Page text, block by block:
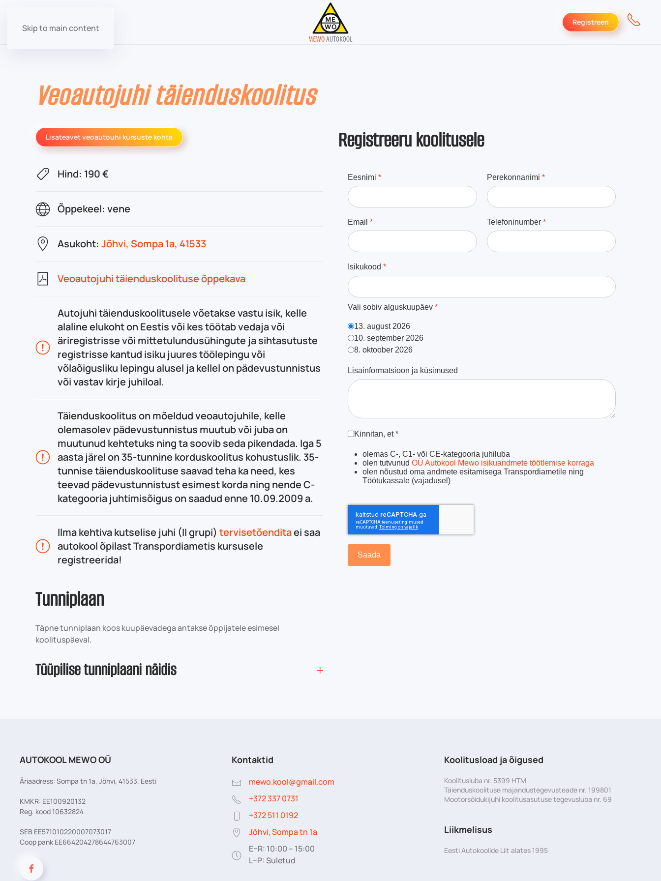
Skip to main content
Registreeri
Veoautojuhi täienduskoolitus
Lisateavet veoautouhi kursuste kohta
Hind: 190 €
Õppekeel: vene
Asukoht: Jõhvi, Sompa 1a, 41533
Veoautojuhi täienduskoolituse õppekava
Autojuhi täienduskoolitusele võetakse vastu isik, kelle
alaline elukoht on Eestis või kes töötab vedaja või
äriregistrisse või mittetulundusühingute ja sihtasutuste
registrisse kantud isiku juures töölepingu või
võlaõigusliku lepingu alusel ja kellel on pädevustunnistus
või vastav kirje juhiloal.
Täienduskoolitus on mõeldud veoautojuhile, kelle
olemasolev pädevustunnistus muutub või juba on
muutunud kehtetuks ning ta soovib seda pikendada. Iga 5
aasta järel on 35-tunnine korduskoolitus kohustuslik. 35-
tunnise täienduskoolituse saavad teha ka need, kes
teevad pädevustunnistust esimest korda ning nende C-
kategooria juhtimisõigus on saadud enne 10.09.2009 a.
Ilma kehtiva kutselise juhi (II grupi) tervisetõenditaei saa
autokool õpilast Transpordiametis kursusele
registreerida!
Tunniplaan
Täpne tunniplaan koos kuupäevadega antakse õppijatele esimesel
koolituspäeval.
Tüüpilise tunniplaani näidis
Registreeru koolitusele
Eesnimi * Perekonnanimi *
Email * Telefoninumber *
Isikukood *
Vali sobiv alguskuupäev *
13. august 2026
10. september 2026
8. oktoober 2026
Lisainformatsioon ja küsimused
Kinnitused
Kinnitan, et *
olemas C-, C1- või CE-kategooria juhiluba
olen tutvunud OÜ Autokool Mewo isikuandmete töötlemise korraga
olen nõustud oma andmete esitamisega Transpordiametile ning
Töötukassale (vajadusel)
reCAPTCHA Invisible
Saada
AUTOKOOL MEWO OÜ
Äriaadress: Sompa tn 1a, Jõhvi, 41533, Eesti
KMKR: EE100920132
Reg. kood 10632824
SEB EE571010220007073017
Coop pank EE664204278644763007
Kontaktid
mewo.kool@gmail.com
+372 337 0731
+372 511 0192
Jõhvi, Sompa tn 1a
E–R: 10:00 – 15:00
L–P: Suletud
Koolitusload ja õigused
Koolitusluba nr. 5399 HTM
Täienduskoolituse majandustegevusteade nr. 199801
Mootorsõidukijuhi koolitusasutuse tegevusluba nr. 69
Liikmelisus
Eesti Autokoolide Liit alates 1995